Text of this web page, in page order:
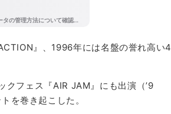
』、1996年には名盤の誉れ高い4
クフェス『AIR JAM』にも出演（’9
を巻き起こした。